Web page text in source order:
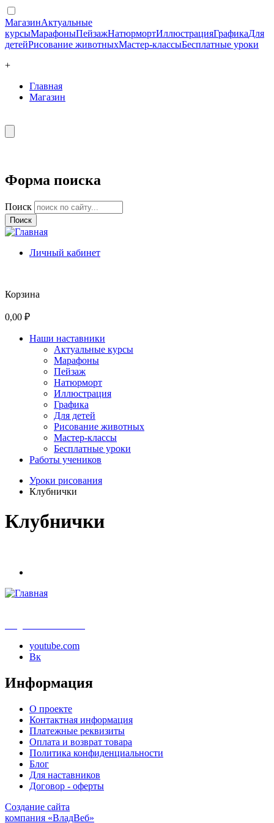
МагазинАктуальные
курсыМарафоныПейзажНатюрмортИллюстрацияГрафикаДля
детейРисование животныхМастер-классыБесплатные уроки
+
Главная
Магазин
Форма поиска
Поиск
Личный кабинет
Корзина
0,00 ₽
Наши наставники
Актуальные курсы
Марафоны
Пейзаж
Натюрморт
Иллюстрация
Графика
Для детей
Рисование животных
Мастер-классы
Бесплатные уроки
Работы учеников
Уроки рисования
Клубнички
Клубнички
youtube.com
Вк
Информация
О проекте
Контактная информация
Платежные реквизиты
Оплата и возврат товара
Политика конфиденциальности
Блог
Для наставников
Договор - оферты
Создание сайта
компания «ВладВеб»